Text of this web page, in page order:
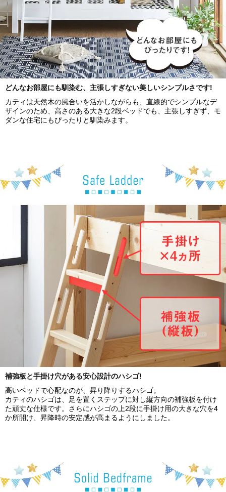
どんなお部屋にも馴染む、主張しすぎない美しいシンプルさです!
カティは天然木の風合いを活かしながらも、直線的でシンプルなデ
ザインのため、高さのある大きな2段ベッドでも、主張しすぎず、モ
ダンな住宅にもぴったりと馴染みます。
補強板と手掛け穴がある安心設計のハシゴ!
高いベッドで心配なのが、昇り降りするハシゴ。
カティのハシゴは、足を置くステップに対し縦方向の補強板を付け
た頑丈な仕様です。さらにハシゴの上2段に手掛け用の大きな穴を4
か所開け、昇降時の安定感が高まるようにしました。